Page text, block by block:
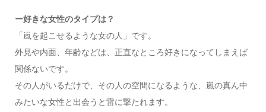
ー好きな女性のタイプは？
「嵐を起こせるような女の人」です。
外見や内面、年齢などは、正直なところ好きになってしまえば
関係ないです。
その人がいるだけで、その人の空間になるような、嵐の真ん中
みたいな女性と出会うと雷に撃たれます。